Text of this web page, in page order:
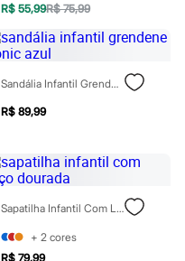
R$ 55,99R$ 75,99
Sandália Infantil Grendene Sonic Azul
R$ 89,99
Sapatilha Infantil Com Laço Dourada
+ 2 cores
R$ 79,99